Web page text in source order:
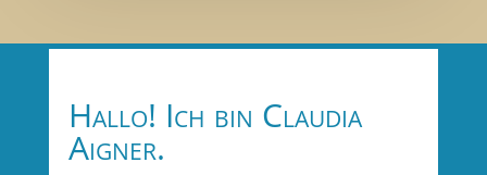
Hallo! Ich bin Claudia
Aigner.